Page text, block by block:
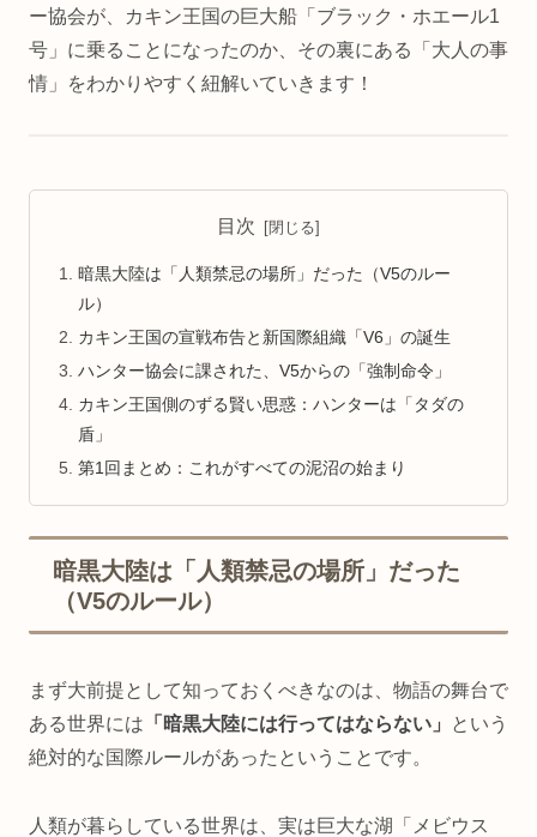
ー協会が、カキン王国の巨大船「ブラック・ホエール1
号」に乗ることになったのか、その裏にある「大人の事
情」をわかりやすく紐解いていきます！
目次
暗黒大陸は「人類禁忌の場所」だった（V5のルー
ル）
カキン王国の宣戦布告と新国際組織「V6」の誕生
ハンター協会に課された、V5からの「強制命令」
カキン王国側のずる賢い思惑：ハンターは「タダの
盾」
第1回まとめ：これがすべての泥沼の始まり
暗黒大陸は「人類禁忌の場所」だった
（V5のルール）
まず大前提として知っておくべきなのは、物語の舞台で
ある世界には 「暗黒大陸には行ってはならない」
という
絶対的な国際ルールがあったということです。
人類が暮らしている世界は、実は巨大な湖「メビウス